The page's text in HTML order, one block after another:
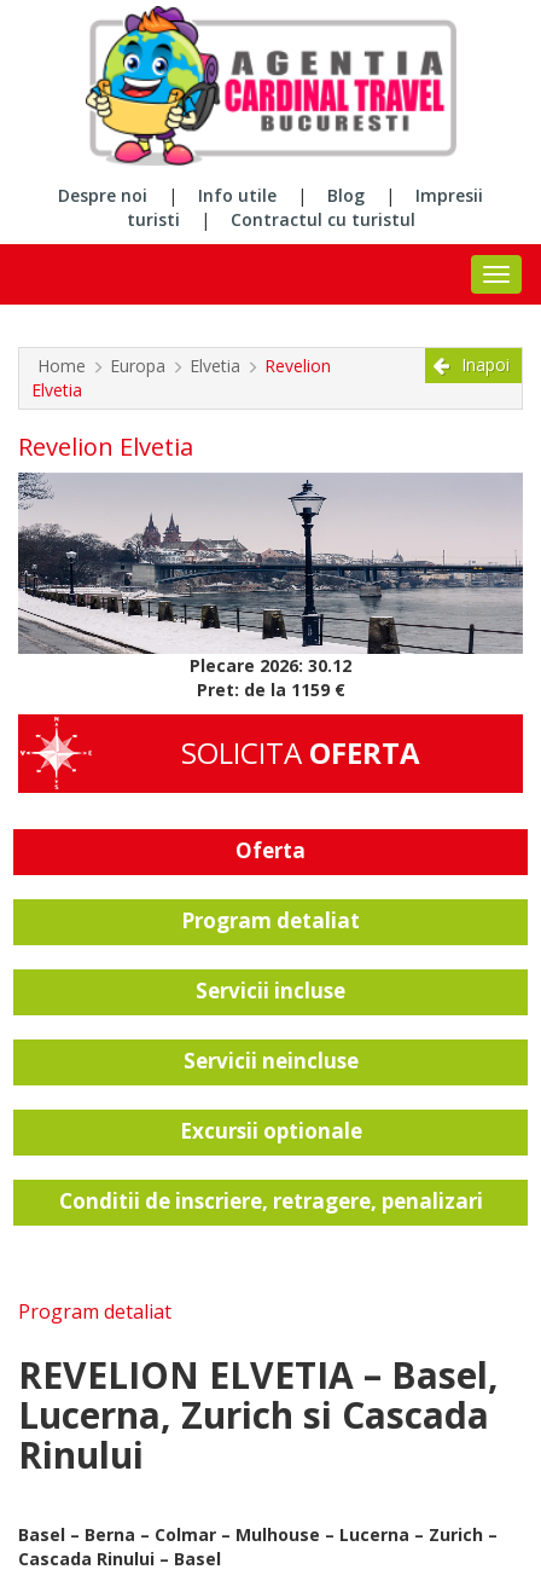
Despre noi | Info utile | Blog |
Impresii
turisti
| Contractul cu turistul
Home Europa Elvetia
Revelion
Elvetia
Inapoi
Revelion Elvetia
Plecare 2026: 30.12
Pret: de la 1159 €
SOLICITA OFERTA
Oferta
Program detaliat
Servicii incluse
Servicii neincluse
Excursii optionale
Conditii de inscriere, retragere, penalizari
Program detaliat
REVELION ELVETIA – Basel,
Lucerna, Zurich si Cascada
Rinului
Basel – Berna – Colmar – Mulhouse – Lucerna – Zurich –
Cascada Rinului – Basel